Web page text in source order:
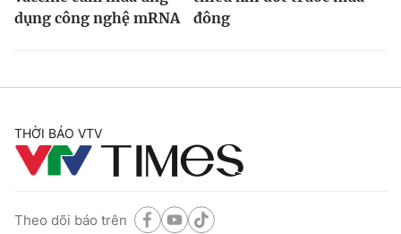
dụng công nghệ mRNA
đông
THỜI BÁO VTV
Theo dõi báo trên